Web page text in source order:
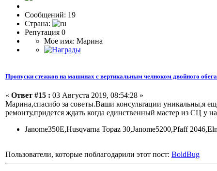
Сообщений: 19
Страна:
Репутация 0
Мое имя: Марина
Пропуски стежков на машинах с вертикальным челноком двойного
« Ответ #15 : 03 Августа 2019, 08:54:28 »
Марина,спасибо за советы.Ваши консультации уникальны,я
ремонту,придется ждать когда единственный мастер из СЦ у
Janome350E,Husqvarna Topaz 30,Janome5200,Pfaff
Пользователи, которые поблагодарили этот пост: BoldBug